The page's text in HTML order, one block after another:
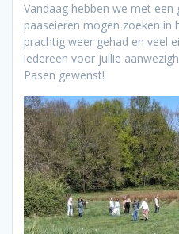
Vandaag hebben we met
paaseieren mogen zoeken in
prachtig weer gehad en veel
iedereen voor jullie
Pasen gewenst!